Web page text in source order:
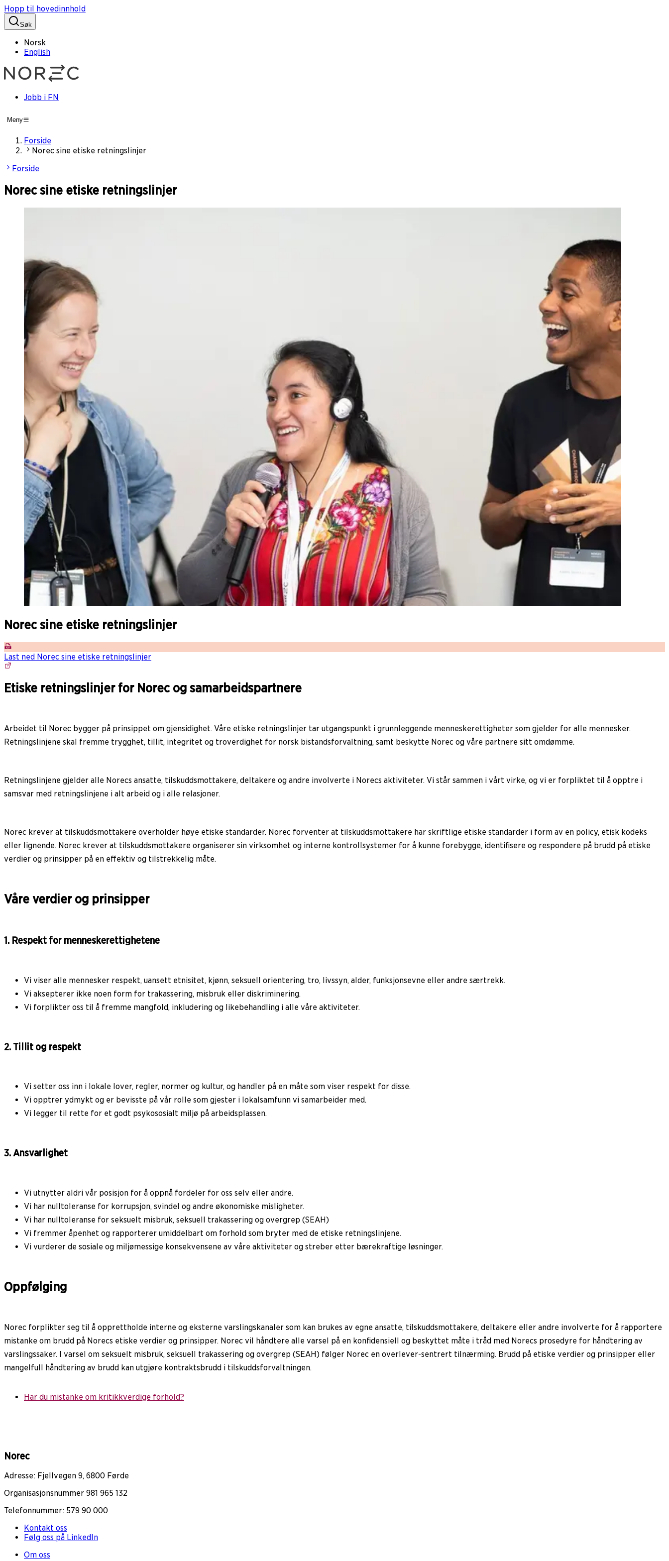
Hopp til hovedinnhold
Søk
Norsk
English
Jobb i FN
Meny
Forside
Norec sine etiske retningslinjer
Forside
Norec sine etiske retningslinjer
Norec sine etiske retningslinjer
Last ned Norec sine etiske retningslinjer
Etiske retningslinjer for Norec og samarbeidspartnere
Arbeidet til Norec bygger på prinsippet om gjensidighet. Våre etiske retningslinjer tar utgangspunkt i grunnleggende menneskerettigheter som gjelder for alle mennesker.
Retningslinjene skal fremme trygghet, tillit, integritet og troverdighet for norsk bistandsforvaltning, samt beskytte Norec og våre partnere sitt omdømme.
Retningslinjene gjelder alle Norecs ansatte, tilskuddsmottakere, deltakere og andre involverte i Norecs aktiviteter. Vi står sammen i vårt virke, og vi er forpliktet til å opptre i
samsvar med retningslinjene i alt arbeid og i alle relasjoner.
Norec krever at tilskuddsmottakere overholder høye etiske standarder. Norec forventer at tilskuddsmottakere har skriftlige etiske standarder i form av en policy, etisk kodeks
eller lignende. Norec krever at tilskuddsmottakere organiserer sin virksomhet og interne kontrollsystemer for å kunne forebygge, identifisere og respondere på brudd på etiske
verdier og prinsipper på en effektiv og tilstrekkelig måte.
Våre verdier og prinsipper
1. Respekt for menneskerettighetene
Vi viser alle mennesker respekt, uansett etnisitet, kjønn, seksuell orientering, tro, livssyn, alder, funksjonsevne eller andre særtrekk.
Vi aksepterer ikke noen form for trakassering, misbruk eller diskriminering.
Vi forplikter oss til å fremme mangfold, inkludering og likebehandling i alle våre aktiviteter.
2. Tillit og respekt
Vi setter oss inn i lokale lover, regler, normer og kultur, og handler på en måte som viser respekt for disse.
Vi opptrer ydmykt og er bevisste på vår rolle som gjester i lokalsamfunn vi samarbeider med.
Vi legger til rette for et godt psykososialt miljø på arbeidsplassen.
3. Ansvarlighet
Vi utnytter aldri vår posisjon for å oppnå fordeler for oss selv eller andre.
Vi har nulltoleranse for korrupsjon, svindel og andre økonomiske misligheter.
Vi har nulltoleranse for seksuelt misbruk, seksuell trakassering og overgrep (SEAH)
Vi fremmer åpenhet og rapporterer umiddelbart om forhold som bryter med de etiske retningslinjene.
Vi vurderer de sosiale og miljømessige konsekvensene av våre aktiviteter og streber etter bærekraftige løsninger.
Oppfølging
Norec forplikter seg til å opprettholde interne og eksterne varslingskanaler som kan brukes av egne ansatte, tilskuddsmottakere, deltakere eller andre involverte for å rapportere
mistanke om brudd på Norecs etiske verdier og prinsipper. Norec vil håndtere alle varsel på en konfidensiell og beskyttet måte i tråd med Norecs prosedyre for håndtering av
varslingssaker. I varsel om seksuelt misbruk, seksuell trakassering og overgrep (SEAH) følger Norec en overlever-sentrert tilnærming. Brudd på etiske verdier og prinsipper eller
mangelfull håndtering av brudd kan utgjøre kontraktsbrudd i tilskuddsforvaltningen.
Har du mistanke om kritikkverdige forhold?
Norec
Adresse: Fjellvegen 9, 6800 Førde
Organisasjonsnummer 981 965 132
Telefonnummer: 579 90 000
Kontakt oss
Følg oss på LinkedIn
Om oss